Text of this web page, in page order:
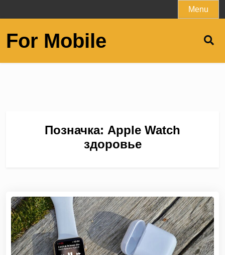
to
Menu
For Mobile
Позначка: Apple Watch
здоровье